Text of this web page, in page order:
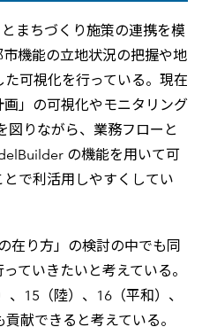
まちづくり施策の連携を模
機能の立地状況の把握や地
可視化を行っている。現在
」の可視化やモニタリング
図りながら、業務フローと
の機能を用いて可
で利活用しやすくしてい
在り方」の検討の中でも同
ていきたいと考えている。
、15（陸）、16（平和）、
献できると考えている。